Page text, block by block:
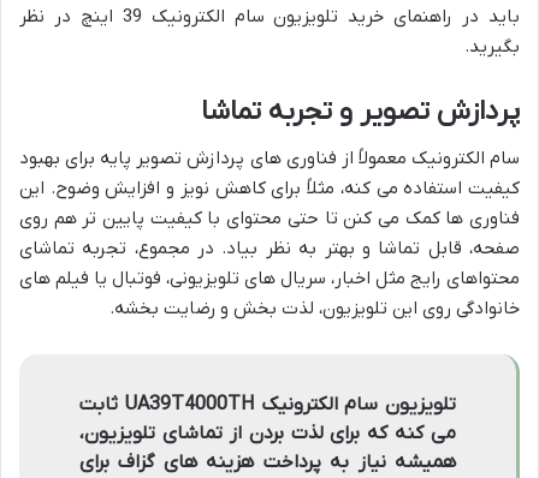
باید در راهنمای خرید تلویزیون سام الکترونیک 39 اینچ در نظر
بگیرید.
پردازش تصویر و تجربه تماشا
سام الکترونیک معمولاً از فناوری های پردازش تصویر پایه برای بهبود
کیفیت استفاده می کنه، مثلاً برای کاهش نویز و افزایش وضوح. این
فناوری ها کمک می کنن تا حتی محتوای با کیفیت پایین تر هم روی
صفحه، قابل تماشا و بهتر به نظر بیاد. در مجموع، تجربه تماشای
محتواهای رایج مثل اخبار، سریال های تلویزیونی، فوتبال یا فیلم های
خانوادگی روی این تلویزیون، لذت بخش و رضایت بخشه.
تلویزیون سام الکترونیک UA39T4000TH ثابت
می کنه که برای لذت بردن از تماشای تلویزیون،
همیشه نیاز به پرداخت هزینه های گزاف برای